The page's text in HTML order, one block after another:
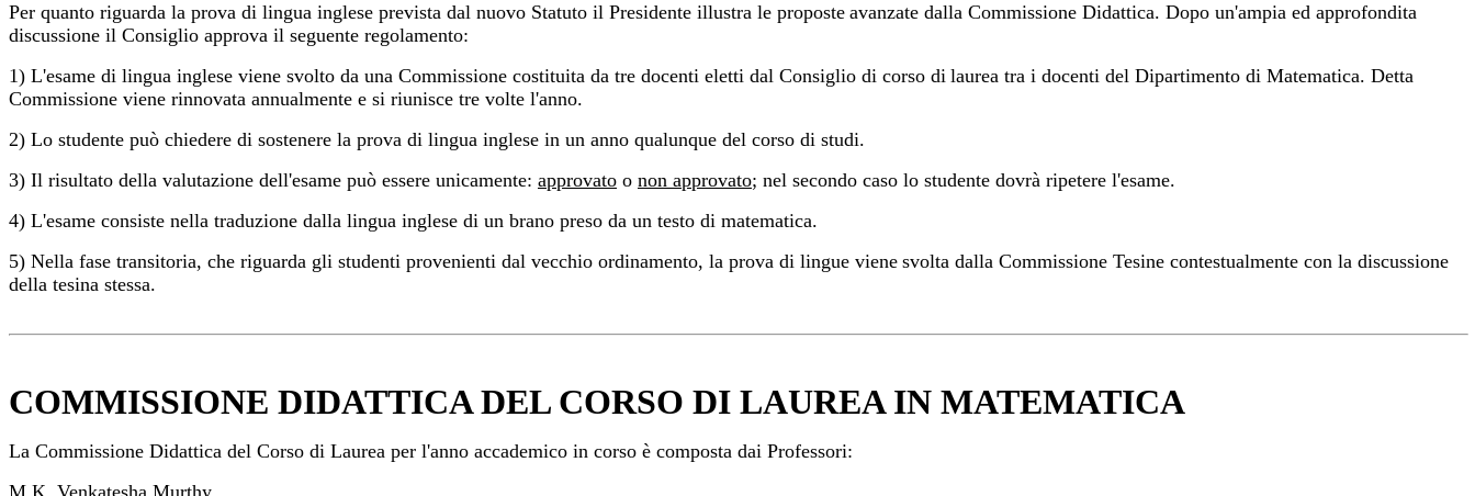
Per quanto riguarda la prova di lingua inglese prevista dal nuovo Statuto il Presidente illustra le proposte avanzate dalla Commissione Didattica. Dopo un'ampia ed approfondita
discussione il Consiglio approva il seguente regolamento:
1) L'esame di lingua inglese viene svolto da una Commissione costituita da tre docenti eletti dal Consiglio di corso di laurea tra i docenti del Dipartimento di Matematica. Detta
Commissione viene rinnovata annualmente e si riunisce tre volte l'anno.
2) Lo studente può chiedere di sostenere la prova di lingua inglese in un anno qualunque del corso di studi.
3) Il risultato della valutazione dell'esame può essere unicamente: approvato o non approvato; nel secondo caso lo studente dovrà ripetere l'esame.
4) L'esame consiste nella traduzione dalla lingua inglese di un brano preso da un testo di matematica.
5) Nella fase transitoria, che riguarda gli studenti provenienti dal vecchio ordinamento, la prova di lingue viene svolta dalla Commissione Tesine contestualmente con la discussione
della tesina stessa.
COMMISSIONE DIDATTICA DEL CORSO DI LAUREA IN MATEMATICA
La Commissione Didattica del Corso di Laurea per l'anno accademico in corso è composta dai Professori:
M.K. Venkatesha Murthy